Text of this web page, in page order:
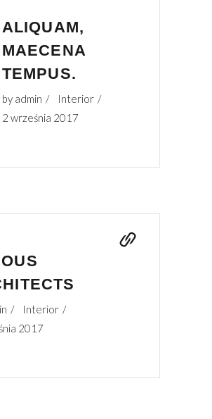
ALIQUAM,
MAECENA
TEMPUS.
by admin
Interior
2 września 2017
Interior
2017